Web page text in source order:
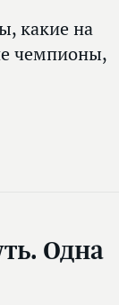
какие на
чемпионы,
Одна